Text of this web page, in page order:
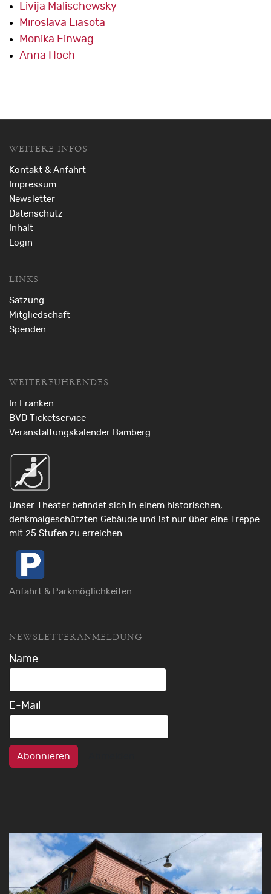
Livija Malischewsky
Miroslava Liasota
Monika Einwag
Anna Hoch
WEITERE INFOS
Kontakt & Anfahrt
Impressum
Newsletter
Datenschutz
Inhalt
Login
LINKS
Satzung
Mitgliedschaft
Spenden
WEITERFÜHRENDES
In Franken
BVD Ticketservice
Veranstaltungskalender Bamberg
Unser Theater befindet sich in einem historischen,
denkmalgeschützten Gebäude und ist nur über eine Treppe
mit 25 Stufen zu erreichen.
Anfahrt & Parkmöglichkeiten
NEWSLETTERANMELDUNG
Name
E-Mail
Abonnieren